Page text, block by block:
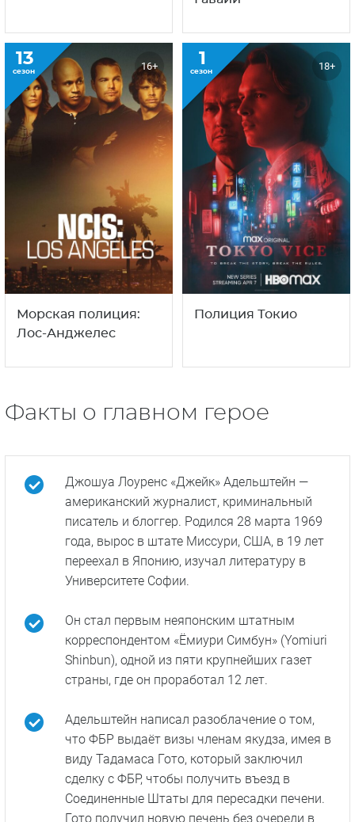
Прослушка
Морская полиция:
Гавайи
13
Морская полиция:
Лос-Анджелес
1
Полиция Токио
Факты о главном герое
Джошуа Лоуренс «Джейк» Адельштейн —
американский журналист, криминальный
писатель и блоггер. Родился 28 марта 1969
года, вырос в штате Миссури, США, в 19 лет
переехал в Японию, изучал литературу в